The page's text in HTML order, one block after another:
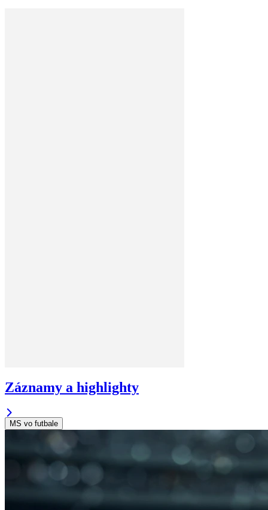
Záznamy a highlighty
MS vo futbale